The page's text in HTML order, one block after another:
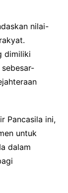
nilai-
dimiliki
Pancasila ini,
untuk
dalam